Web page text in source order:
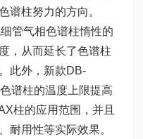
谱柱努力的方向。
管气相色谱柱惰性的
，从而延长了色谱柱
此外，新款DB-
谱柱的温度上限提高
柱的应用范围，并且
耐用性等实际效果。